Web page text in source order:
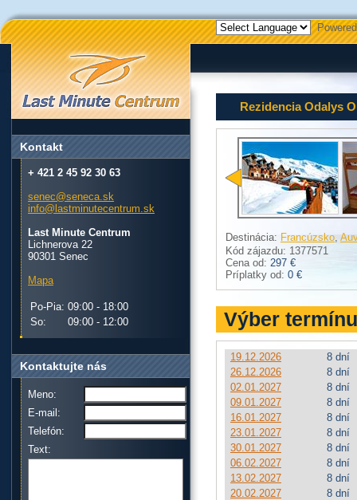
Rezidencia Odalys
Destinácia: Francúzsko,
Kód zájazdu: 1377571
Cena od: 297 €
Príplatky od: 0 €
Výber termínu
19.12.2026
8 dní
26.12.2026
8 dní
02.01.2027
8 dní
09.01.2027
8 dní
16.01.2027
8 dní
23.01.2027
8 dní
30.01.2027
8 dní
06.02.2027
8 dní
13.02.2027
8 dní
20.02.2027
8 dní
Kontakt
+ 421 2 45 92 30 63
senec@seneca.sk
info@lastminutecentrum.sk
Last Minute Centrum
Lichnerova 22
90301 Senec
Mapa
Po-Pia: 09:00 - 18:00
So:
09:00 - 12:00
Kontaktujte nás
Meno:
E-mail:
Telefón:
Text: